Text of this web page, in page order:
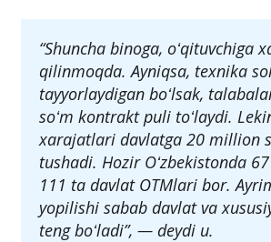
“Shuncha binoga, oʻqituvchiga
qilinmoqda. Ayniqsa, texnika
tayyorlaydigan boʻlsak,
soʻm kontrakt puli toʻlaydi.
xarajatlari davlatga 20 million
tushadi. Hozir Oʻzbekistonda
111 ta davlat OTMlari bor.
yopilishi sabab davlat va
teng boʻladi”, — deydi u.